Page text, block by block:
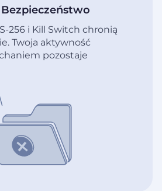
256 i Kill Switch chronią
Twoja aktywność
pozostaje